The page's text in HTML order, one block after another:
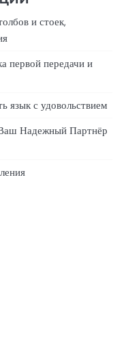
и стоек,
первой передачи и
язык с удовольствием
Надежный Партнёр